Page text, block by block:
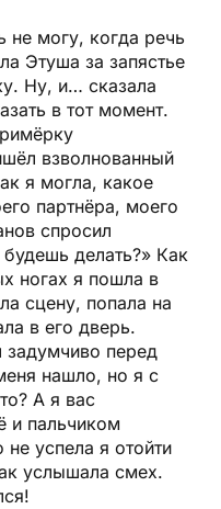
не могу, когда речь
Этуша за запястье
Ну, и… сказала
в тот момент.
взволнованный
я могла, какое
партнёра, моего
спросил
делать?» Как
ногах я пошла в
сцену, попала на
в его дверь.
перед
нашло, но я с
А я вас
и пальчиком
успела я отойти
услышала смех.